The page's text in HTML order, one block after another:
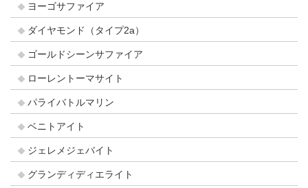
ヨーゴサファイア
ダイヤモンド（タイプ2a）
ゴールドシーンサファイア
ローレントーマサイト
パライバトルマリン
ベニトアイト
ジェレメジェバイト
グランディディエライト